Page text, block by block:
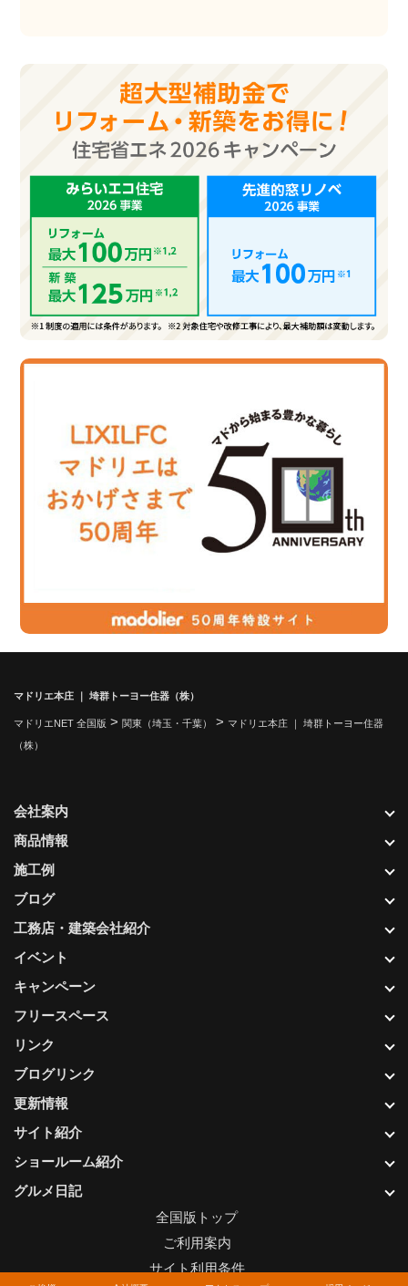
マドリエ本庄 ｜ 埼群トーヨー住器（株）
マドリエNET 全国版 > 関東（埼玉・千葉） > マドリエ本庄 ｜ 埼群トーヨー住器
（株）
更新情報
サイト紹介
ショールーム紹介
グルメ日記
会社案内
商品情報
施工例
ブログ
工務店・建築会社紹介
イベント
キャンペーン
フリースペース
リンク
ブログリンク
全国版トップ
ご利用案内
サイト利用条件